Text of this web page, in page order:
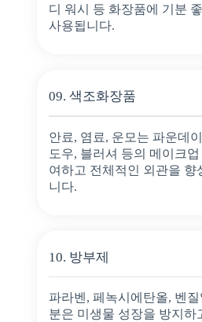
디 워시 등 화장품에 기분
사용됩니다.
09. 색조화장품
안료, 염료, 운모는 파운데
도우, 블러셔 등의 메이크
여하고 전체적인 외관을 향
니다.
10. 방부제
파라벤, 페녹시에탄올, 벤
분은 미생물 성장을 방지하